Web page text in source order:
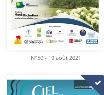
N°50 - 19 août 2021